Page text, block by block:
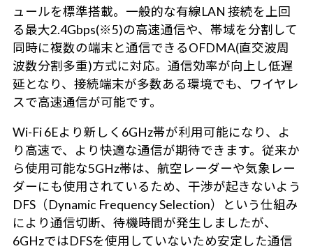
ュールを標準搭載。一般的な有線LAN 接続を上回
る最大2.4Gbps(※5)の高速通信や、帯域を分割して
同時に複数の端末と通信できるOFDMA(直交波周
波数分割多重)方式に対応。通信効率が向上し低遅
延となり、接続端末が多数ある環境でも、ワイヤレ
スで高速通信が可能です。
Wi-Fi 6Eより新しく6GHz帯が利用可能になり、よ
り高速で、より快適な通信が期待できます。従来か
ら使用可能な5GHz帯は、航空レーダーや気象レー
ダーにも使用されているため、干渉が起きないよう
DFS（Dynamic Frequency Selection）という仕組み
により通信切断、待機時間が発生しましたが、
6GHzではDFSを使用していないため安定した通信